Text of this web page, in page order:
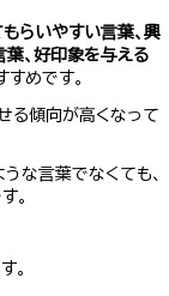
らいやすい言葉、興
、好印象を与える
めです。
る傾向が高くなって
な言葉でなくても、
。
。